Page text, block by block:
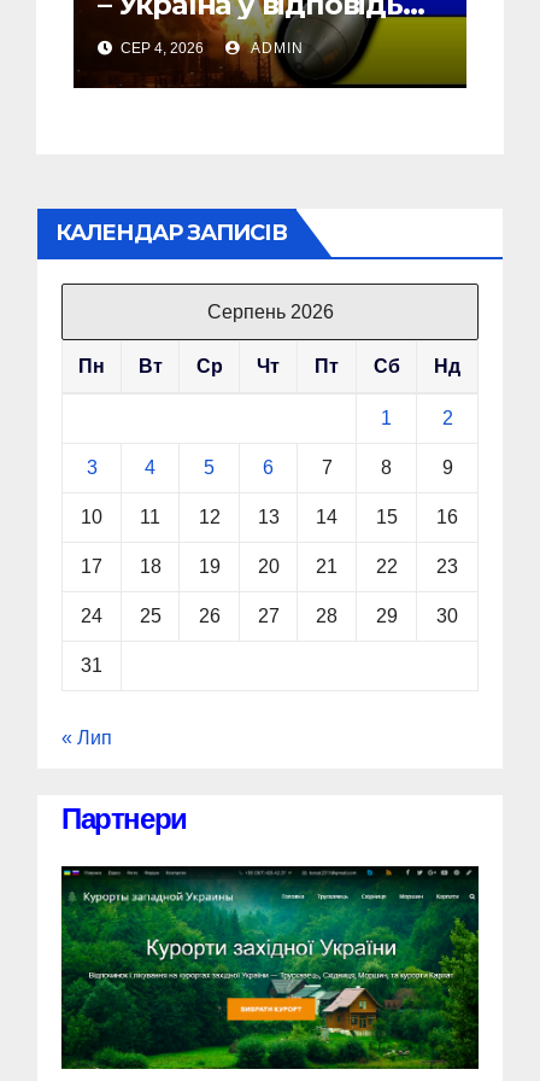
почала бомбити новий
об’єкт на Росії
СЕР 4, 2026 ADMIN
КАЛЕНДАР ЗАПИСІВ
Серпень 2026
Пн Вт Ср Чт Пт Сб Нд
1 2
3 4 5 6 7 8 9
10 11 12 13 14 15 16
17 18 19 20 21 22 23
24 25 26 27 28 29 30
31
« Лип
Партнери